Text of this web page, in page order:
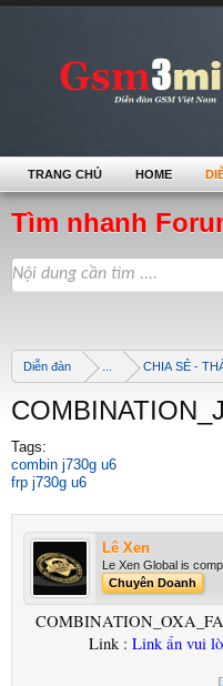
Tìm nhanh
Diễn đàn CHIA SẺ -
Tags:
combin j730g u6
frp j730g u6
Lê Xen
Le Xen Global is
Chuyên Doanh
Link : Link ẩn vui
TRANG CHỦ HOME